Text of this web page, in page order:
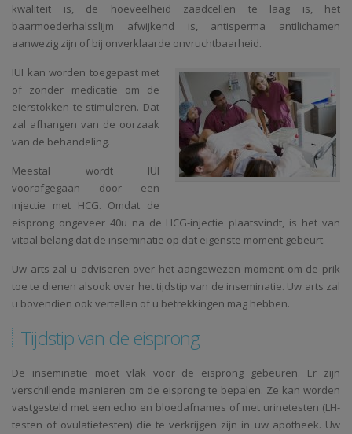
kwaliteit is, de hoeveelheid zaadcellen te laag is, het
baarmoederhalsslijm afwijkend is, antisperma antilichamen
aanwezig zijn of bij onverklaarde onvruchtbaarheid.
IUI kan worden toegepast met
of zonder medicatie om de
eierstokken te stimuleren. Dat
zal afhangen van de oorzaak
van de behandeling.
Meestal wordt IUI
voorafgegaan door een
injectie met HCG. Omdat de
eisprong ongeveer 40u na de HCG-injectie plaatsvindt, is het van
vitaal belang dat de inseminatie op dat eigenste moment gebeurt.
Uw arts zal u adviseren over het aangewezen moment om de prik
toe te dienen alsook over het tijdstip van de inseminatie. Uw arts zal
u bovendien ook vertellen of u betrekkingen mag hebben.
Tijdstip van de eisprong
De inseminatie moet vlak voor de eisprong gebeuren. Er zijn
verschillende manieren om de eisprong te bepalen. Ze kan worden
vastgesteld met een echo en bloedafnames of met urinetesten (LH-
testen of ovulatietesten) die te verkrijgen zijn in uw apotheek. Uw